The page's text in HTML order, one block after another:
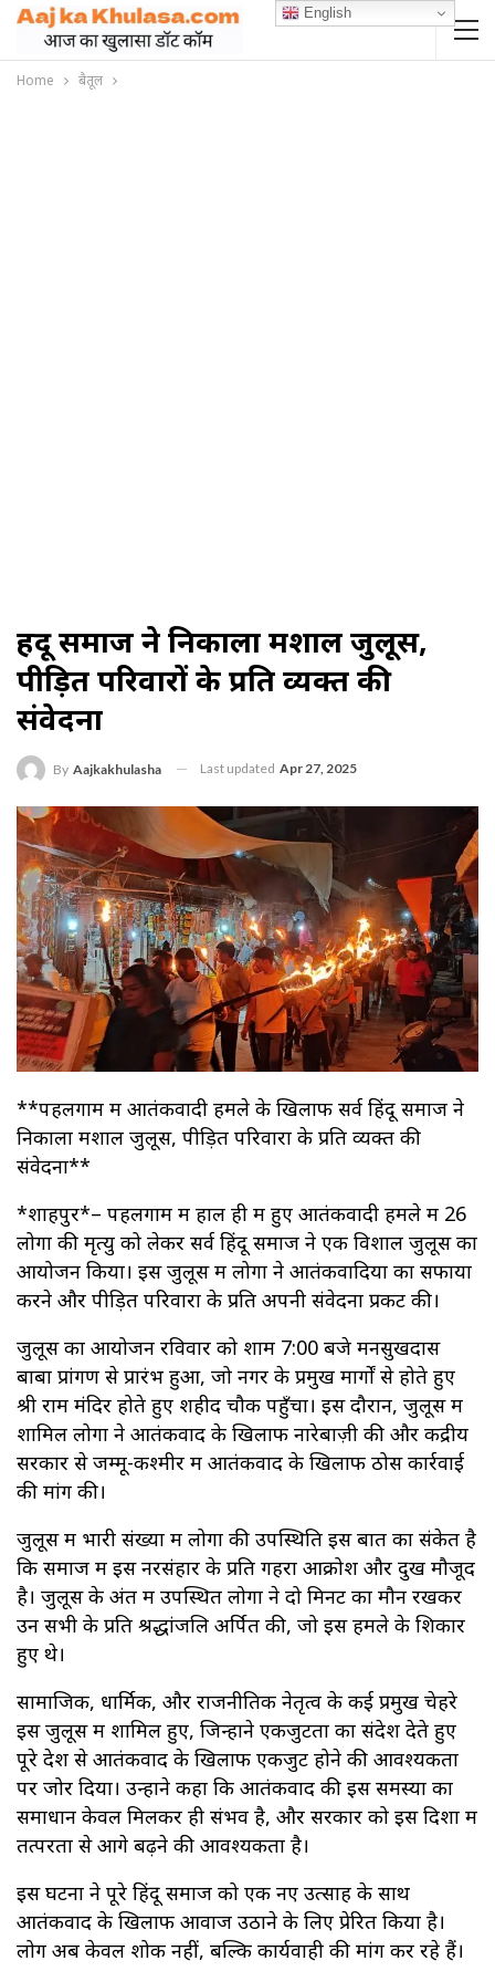
Home बैतूल
हिंदू समाज ने निकाला मशाल जुलूस,
पीड़ित परिवारों के प्रति व्यक्त की
संवेदना
By Aajkakhulasha Last updated Apr 27, 2025
**पहलगाम में आतंकवादी हमले के खिलाफ सर्व हिंदू समाज ने
निकाला मशाल जुलूस, पीड़ित परिवारों के प्रति व्यक्त की
संवेदना**
*शाहपुर*– पहलगाम में हाल ही में हुए आतंकवादी हमले में 26
लोगों की मृत्यु को लेकर सर्व हिंदू समाज ने एक विशाल जुलूस का
आयोजन किया। इस जुलूस में लोगों ने आतंकवादियों का सफाया
करने और पीड़ित परिवारों के प्रति अपनी संवेदना प्रकट की।
जुलूस का आयोजन रविवार को शाम 7:00 बजे मनसुखदास
बाबा प्रांगण से प्रारंभ हुआ, जो नगर के प्रमुख मार्गों से होते हुए
श्री राम मंदिर होते हुए शहीद चौक पहुँचा। इस दौरान, जुलूस में
शामिल लोगों ने आतंकवाद के खिलाफ नारेबाज़ी की और केंद्रीय
सरकार से जम्मू-कश्मीर में आतंकवाद के खिलाफ ठोस कार्रवाई
की मांग की।
जुलूस में भारी संख्या में लोगों की उपस्थिति इस बात का संकेत है
कि समाज में इस नरसंहार के प्रति गहरा आक्रोश और दुख मौजूद
है। जुलूस के अंत में उपस्थित लोगों ने दो मिनट का मौन रखकर
उन सभी के प्रति श्रद्धांजलि अर्पित की, जो इस हमले के शिकार
हुए थे।
सामाजिक, धार्मिक, और राजनीतिक नेतृत्व के कई प्रमुख चेहरे
इस जुलूस में शामिल हुए, जिन्होंने एकजुटता का संदेश देते हुए
पूरे देश से आतंकवाद के खिलाफ एकजुट होने की आवश्यकता
पर जोर दिया। उन्होंने कहा कि आतंकवाद की इस समस्या का
समाधान केवल मिलकर ही संभव है, और सरकार को इस दिशा में
तत्परता से आगे बढ़ने की आवश्यकता है।
इस घटना ने पूरे हिंदू समाज को एक नए उत्साह के साथ
आतंकवाद के खिलाफ आवाज उठाने के लिए प्रेरित किया है।
लोग अब केवल शोक नहीं, बल्कि कार्यवाही की मांग कर रहे हैं।
English